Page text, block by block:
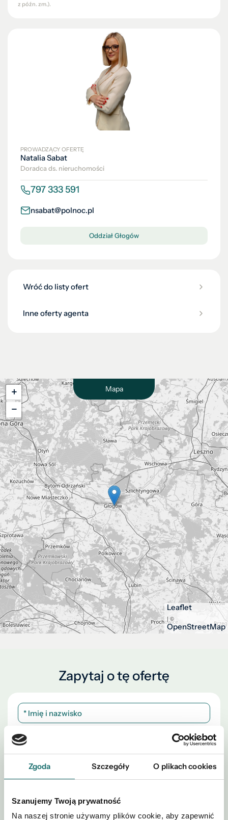
Zgoda Szczegóły O plikach cookies
Szanujemy Twoją prywatność
Na naszej stronie używamy plików cookie, aby zapewnić
z późn. zm.).
PROWADZĄCY OFERTĘ
Natalia Sabat
Doradca ds. nieruchomości
797 333 591
nsabat@polnoc.pl
Oddział Głogów
Wróć do listy ofert
Inne oferty agenta
Mapa
+
−
Leaflet
| ©
OpenStreetMap
Zapytaj o tę ofertę